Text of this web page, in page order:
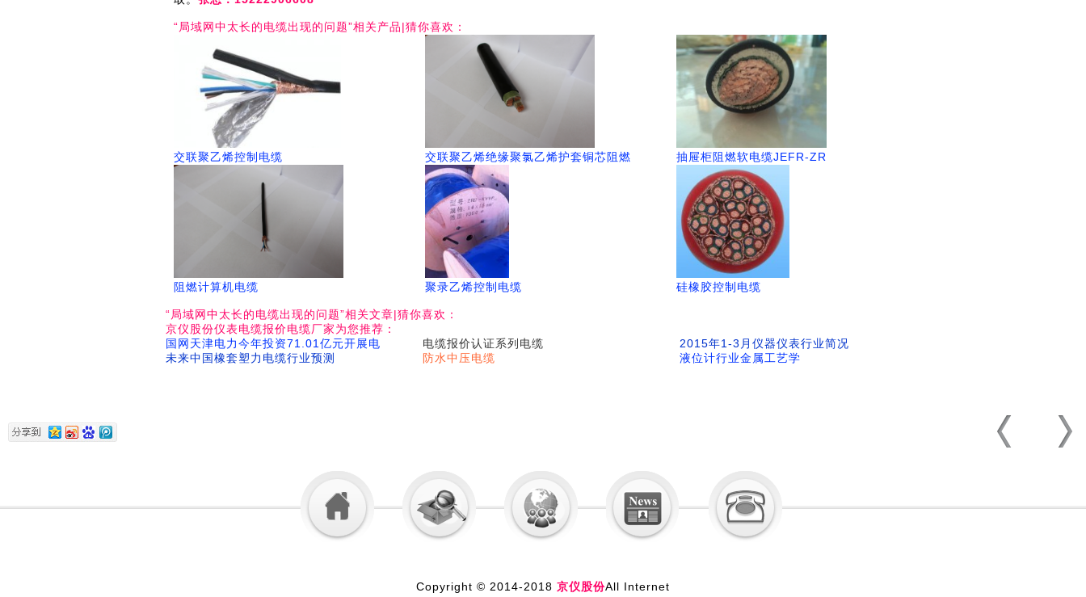
“局域网中太长的电缆出现的问题”相关产品|猜你喜欢：
交联聚乙烯控制电缆 交联聚乙烯绝缘聚氯乙烯护套铜芯阻燃 抽屉柜阻燃软电缆JEFR-ZR
阻燃计算机电缆 聚录乙烯控制电缆 硅橡胶控制电缆
“局域网中太长的电缆出现的问题”相关文章|猜你喜欢：
京仪股份仪表电缆报价电缆厂家为您推荐：
国网天津电力今年投资71.01亿元开展电
电缆报价认证系列电缆
2015年1-3月仪器仪表行业简况
未来中国橡套塑力电缆行业预测
防水中压电缆 液位计行业金属工艺学
Copyright © 2014-2018 京仪股份All Internet